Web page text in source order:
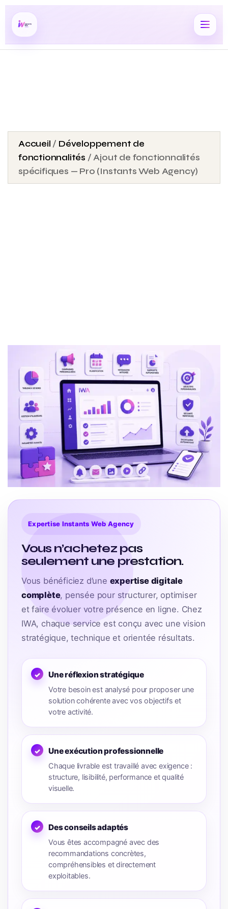
Accueil / Développement de
fonctionnalités / Ajout de fonctionnalités
spécifiques — Pro (Instants Web Agency)
Expertise Instants Web Agency
Vous n’achetez pas
seulement une prestation.
Vous bénéficiez d’une expertise digitale
complète, pensée pour structurer, optimiser
et faire évoluer votre présence en ligne. Chez
IWA, chaque service est conçu avec une vision
stratégique, technique et orientée résultats.
Une réflexion stratégique
Votre besoin est analysé pour proposer une
solution cohérente avec vos objectifs et
votre activité.
Une exécution professionnelle
Chaque livrable est travaillé avec exigence :
structure, lisibilité, performance et qualité
visuelle.
Des conseils adaptés
Vous êtes accompagné avec des
recommandations concrètes,
compréhensibles et directement
exploitables.